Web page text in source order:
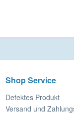
Shop Service
Defektes Produkt
Versand und